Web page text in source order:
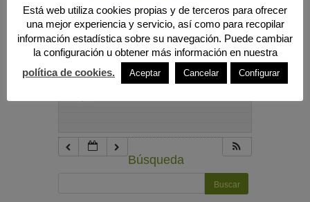
9:00 pm
10:00 pm
Búsqueda
Está web utiliza cookies propias y de terceros para ofrecer
una mejor experiencia y servicio, así como para recopilar
información estadística sobre su navegación. Puede cambiar
la configuración u obtener más información en nuestra
política de cookies.
Aceptar Cancelar Configurar